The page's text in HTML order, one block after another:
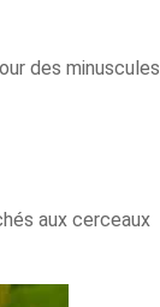
des minuscules
aux cerceaux